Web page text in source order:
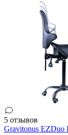
5 отзывов
Gravitonus EZDuo